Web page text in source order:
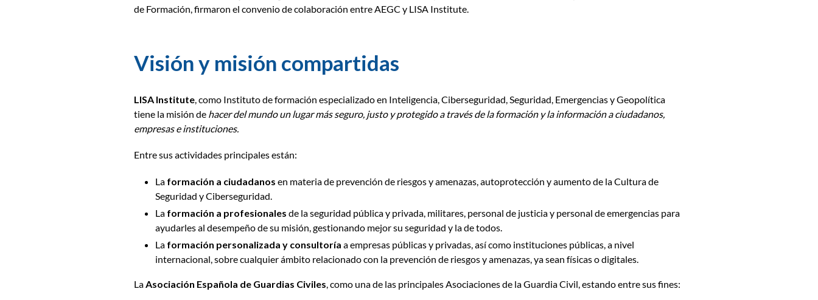
de Formación, firmaron el convenio de colaboración entre AEGC y LISA Institute.
Visión y misión compartidas
LISA Institute , como Instituto de formación especializado en Inteligencia, Ciberseguridad, Seguridad, Emergencias y Geopolítica
tiene la misión de hacer del mundo un lugar más seguro, justo y protegido a través de la formación y la información a ciudadanos,
empresas e instituciones.
Entre sus actividades principales están:
La formación a ciudadanos en materia de prevención de riesgos y amenazas, autoprotección y aumento de la Cultura de
Seguridad y Ciberseguridad.
La formación a profesionales de la seguridad pública y privada, militares, personal de justicia y personal de emergencias para
ayudarles al desempeño de su misión, gestionando mejor su seguridad y la de todos.
La formación personalizada y consultoría a empresas públicas y privadas, así como instituciones públicas, a nivel
internacional, sobre cualquier ámbito relacionado con la prevención de riesgos y amenazas, ya sean físicas o digitales.
LaAsociación Española de Guardias Civiles, como una de las principales Asociaciones de la Guardia Civil, estando entre sus fines: